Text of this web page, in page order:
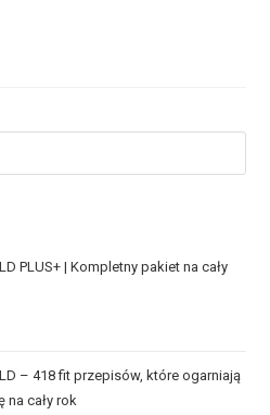
PLUS+ | Kompletny pakiet na cały
– 418 fit przepisów, które ogarniają
na cały rok